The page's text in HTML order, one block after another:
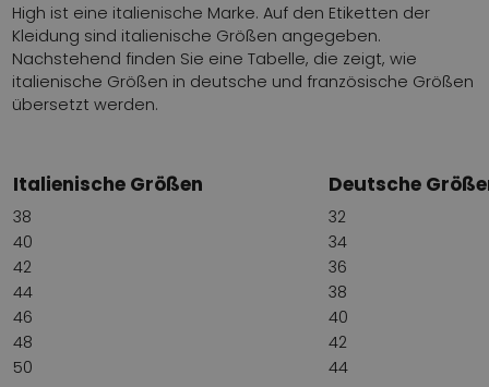
High ist eine italienische Marke. Auf den Etiketten der
Kleidung sind italienische Größen angegeben.
Nachstehend finden Sie eine Tabelle, die zeigt, wie
italienische Größen in deutsche und französische Größen
übersetzt werden.
Italienische Größen Deutsche
38
32
40
34
42
36
44
38
46
40
48
42
50
44